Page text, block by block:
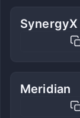
SynergyX
Meridian